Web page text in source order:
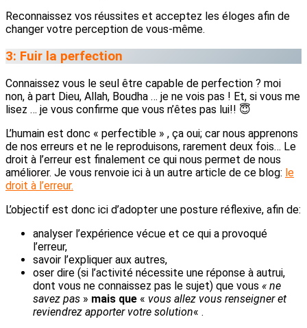
Reconnaissez vos réussites et acceptez les éloges afin de
changer votre perception de vous-même.
3: Fuir la perfection
Connaissez vous le seul être capable de perfection ? moi
non, à part Dieu, Allah, Boudha … je ne vois pas ! Et, si vous me
lisez … je vous confirme que vous n’êtes pas lui!! 😇
L’humain est donc « perfectible » , ça oui; car nous apprenons
de nos erreurs et ne le reproduisons, rarement deux fois… Le
droit à l’erreur est finalement ce qui nous permet de nous
améliorer. Je vous renvoie ici à un autre article de ce blog: le
droit à l’erreur.
L’objectif est donc ici d’adopter une posture réflexive, afin de:
analyser l’expérience vécue et ce qui a provoqué
l’erreur,
savoir l’expliquer aux autres,
oser dire (si l’activité nécessite une réponse à autrui,
dont vous ne connaissez pas le sujet) que vous « ne
savez pas » mais que « vous allez vous renseigner et
reviendrez apporter votre solution« .